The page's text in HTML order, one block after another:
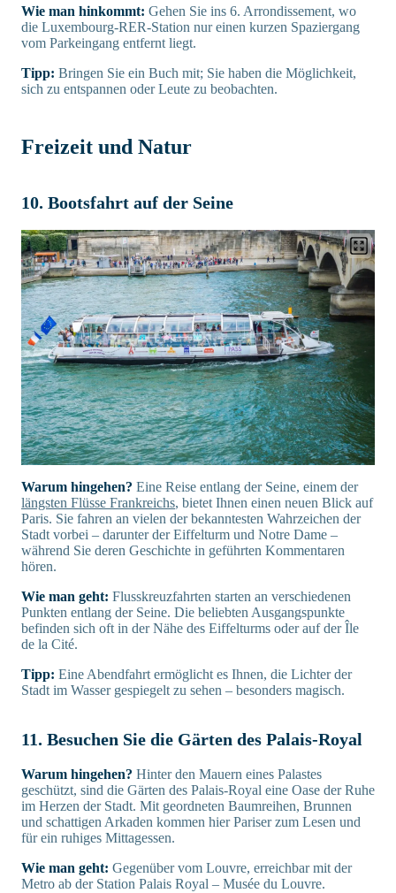
Wie man hinkommt: Gehen Sie ins 6. Arrondissement, wo
die Luxembourg-RER-Station nur einen kurzen Spaziergang
vom Parkeingang entfernt liegt.
Tipp: Bringen Sie ein Buch mit; Sie haben die Möglichkeit,
sich zu entspannen oder Leute zu beobachten.
Freizeit und Natur
10. Bootsfahrt auf der Seine
Warum hingehen? Eine Reise entlang der Seine, einem der
längsten Flüsse Frankreichs, bietet Ihnen einen neuen Blick auf
Paris. Sie fahren an vielen der bekanntesten Wahrzeichen der
Stadt vorbei – darunter der Eiffelturm und Notre Dame –
während Sie deren Geschichte in geführten Kommentaren
hören.
Wie man geht: Flusskreuzfahrten starten an verschiedenen
Punkten entlang der Seine. Die beliebten Ausgangspunkte
befinden sich oft in der Nähe des Eiffelturms oder auf der Île
de la Cité.
Tipp: Eine Abendfahrt ermöglicht es Ihnen, die Lichter der
Stadt im Wasser gespiegelt zu sehen – besonders magisch.
11. Besuchen Sie die Gärten des Palais-Royal
Warum hingehen? Hinter den Mauern eines Palastes
geschützt, sind die Gärten des Palais-Royal eine Oase der Ruhe
im Herzen der Stadt. Mit geordneten Baumreihen, Brunnen
und schattigen Arkaden kommen hier Pariser zum Lesen und
für ein ruhiges Mittagessen.
Wie man geht: Gegenüber vom Louvre, erreichbar mit der
Metro ab der Station Palais Royal – Musée du Louvre.